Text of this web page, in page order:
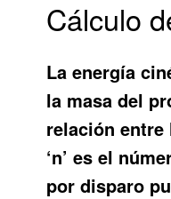
Cálculo
La energía
la masa del
relación entre
‘n’ es el
por disparo